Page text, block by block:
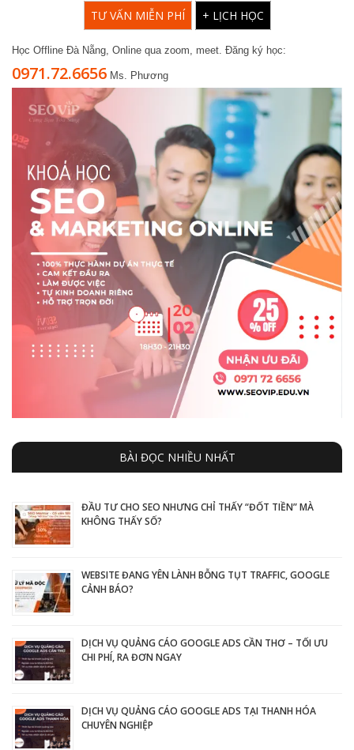
TƯ VẤN MIỄN PHÍ + LỊCH HỌC
Học Offline Đà Nẵng, Online qua zoom, meet. Đăng ký học:
0971.72.6656 Ms. Phương
BÀI ĐỌC NHIỀU NHẤT
ĐẦU TƯ CHO SEO NHƯNG CHỈ THẤY “ĐỐT TIỀN” MÀ
KHÔNG THẤY SỐ?
WEBSITE ĐANG YÊN LÀNH BỖNG TỤT TRAFFIC, GOOGLE
CẢNH BÁO?
DỊCH VỤ QUẢNG CÁO GOOGLE ADS CẦN THƠ – TỐI ƯU
CHI PHÍ, RA ĐƠN NGAY
DỊCH VỤ QUẢNG CÁO GOOGLE ADS TẠI THANH HÓA
CHUYÊN NGHIỆP